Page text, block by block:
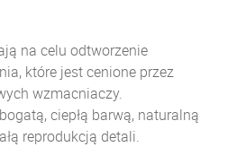
na celu odtworzenie
które jest cenione przez
wzmacniaczy.
ciepłą barwą, naturalną
reprodukcją detali.